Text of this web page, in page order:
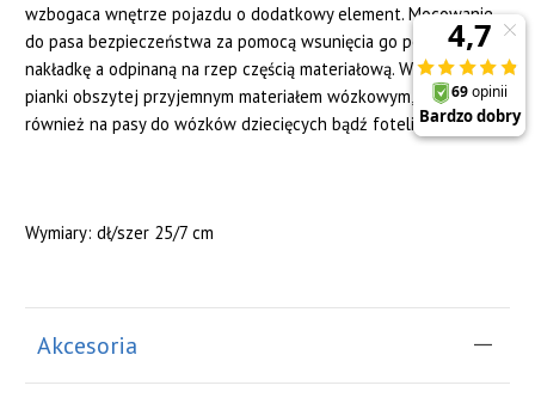
wzbogaca wnętrze pojazdu o dodatkowy element. Mocowanie
do pasa bezpieczeństwa za pomocą wsunięcia go pomiędzy
nakładkę a odpinaną na rzep częścią materiałową. Wykonane z
pianki obszytej przyjemnym materiałem wózkowym, pasują
również na pasy do wózków dziecięcych bądź fotelików.
Wymiary: dł/szer 25/7 cm
Akcesoria